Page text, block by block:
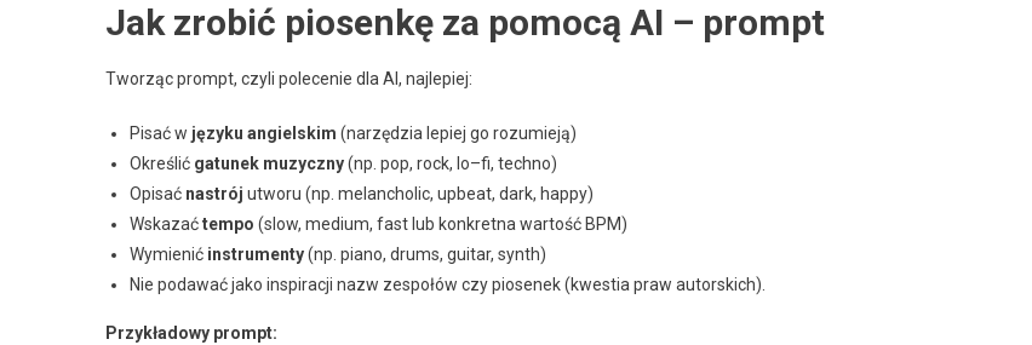
Jak zrobić piosenkę za pomocą AI – prompt
Tworząc prompt, czyli polecenie dla AI, najlepiej:
Pisać w języku angielskim (narzędzia lepiej go rozumieją)
Określić gatunek muzyczny(np. pop, rock, lo–fi, techno)
Opisać nastrój utworu (np. melancholic, upbeat, dark, happy)
Wskazaćtempo (slow, medium, fast lub konkretna wartość BPM)
Wymienić instrumenty(np. piano, drums, guitar, synth)
Nie podawać jako inspiracji nazw zespołów czy piosenek (kwestia praw autorskich).
Przykładowy prompt: